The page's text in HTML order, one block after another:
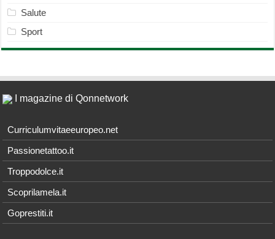
Salute
Sport
I magazine di Qonnetwork
Curriculumvitaeeuropeo.net
Passionetattoo.it
Troppodolce.it
Scoprilamela.it
Goprestiti.it